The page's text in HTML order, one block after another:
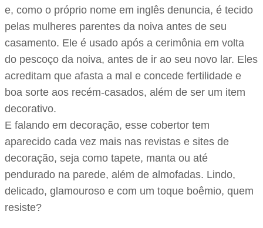
e, como o próprio nome em inglês denuncia, é tecido
pelas mulheres parentes da noiva antes de seu
casamento. Ele é usado após a cerimônia em volta
do pescoço da noiva, antes de ir ao seu novo lar. Eles
acreditam que afasta a mal e concede fertilidade e
boa sorte aos recém-casados, além de ser um item
decorativo.
E falando em decoração, esse cobertor tem
aparecido cada vez mais nas revistas e sites de
decoração, seja como tapete, manta ou até
pendurado na parede, além de almofadas. Lindo,
delicado, glamouroso e com um toque boêmio, quem
resiste?